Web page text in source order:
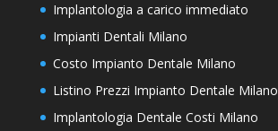
Implantologia a carico immediato
Impianti Dentali Milano
Costo Impianto Dentale Milano
Listino Prezzi Impianto Dentale Milano
Implantologia Dentale Costi Milano